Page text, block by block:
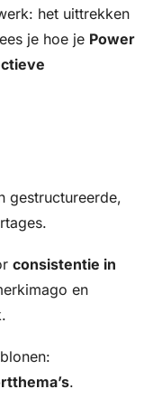
het uittrekken
je hoe je Power
gestructureerde,
consistentie in
en
.